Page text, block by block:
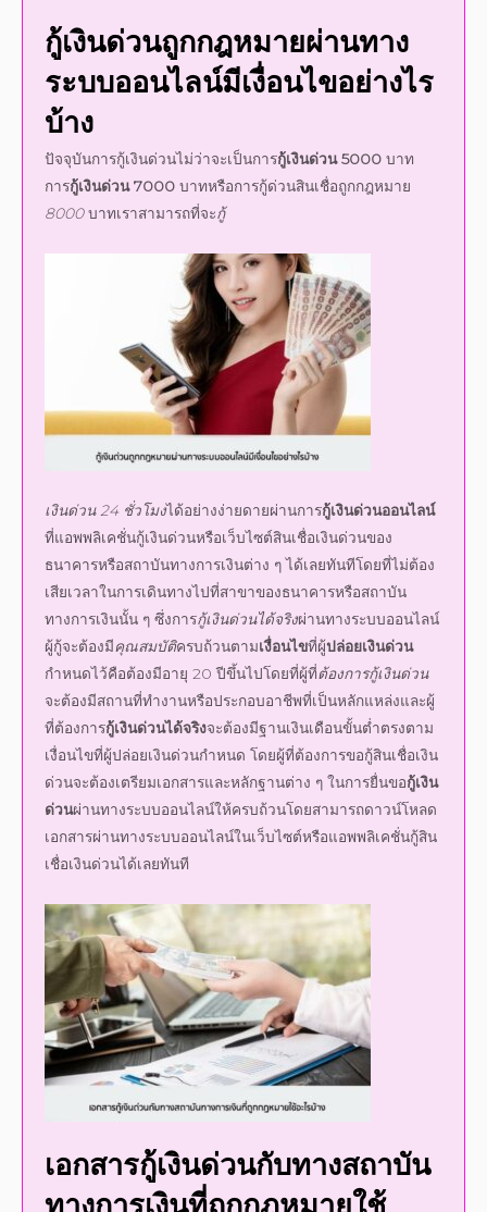
ระบบออนไลน์มีเงื่อนไขอย่างไร
บ้าง
ปัจจุบันการ
การ
กู้เงินด่วน 7000
8000บาทเราสามารถที่จะกู้
เงินด่วน 24 ชั่วโมงได้อย่างง่ายดายผ่านการ
ธนาคารหรือสถาบันทางการเงินต่าง ๆ ได้เลยทันทีโดยที่ไม่ต้อง
เสียเวลาในการเดินทางไปที่สาขาของธนาคารหรือสถาบัน
ทางการเงินนั้น ๆ ซึ่งการกู้เงินด่วนได้จริงผ่านทางระบบออนไลน์
ผู้กู้จะต้องมีคุณสมบัติครบถ้วนตามเงื่อนไขที่ผู้ปล่อยเงินด่วน
กำหนดไว้คือต้องมีอายุ 20 ปีขึ้นไปโดยที่ผู้ที่ต้องการกู้เงินด่วน
จะต้องมีสถานที่ทำงานหรือประกอบอาชีพที่เป็นหลักแหล่งและผู้
ที่ต้องการกู้เงินด่วนได้จริงจะต้องมีฐานเงินเดือนขั้นต่ำตรงตาม
เงื่อนไขที่ผู้ปล่อยเงินด่วนกำหนด โดยผู้ที่ต้องการขอกู้สินเชื่อเงิน
ด่วนจะต้องเตรียมเอกสารและหลักฐานต่าง ๆ ในการยื่นขอกู้เงิน
ด่วนผ่านทางระบบออนไลน์ให้ครบถ้วนโดยสามารถดาวน์โหลด
เอกสารผ่านทางระบบออนไลน์ในเว็บไซต์หรือแอพพลิเคชั่นกู้สิน
เชื่อเงินด่วนได้เลยทันที
เอกสารกู้เงินด่วนกับทางสถาบัน
ทางการเงินที่ถูกกฎหมายใช้
อะไรบ้าง